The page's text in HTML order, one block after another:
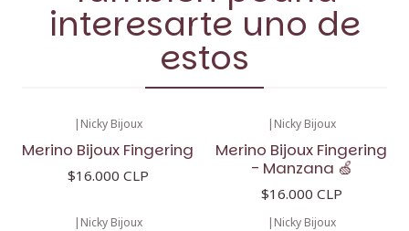
interesarte uno de
estos
| Nicky Bijoux
Merino Bijoux Fingering
$16.000 CLP
| Nicky Bijoux
Merino Bijoux Fingering
- Manzana 🍏
$16.000 CLP
| Nicky Bijoux | Nicky Bijoux